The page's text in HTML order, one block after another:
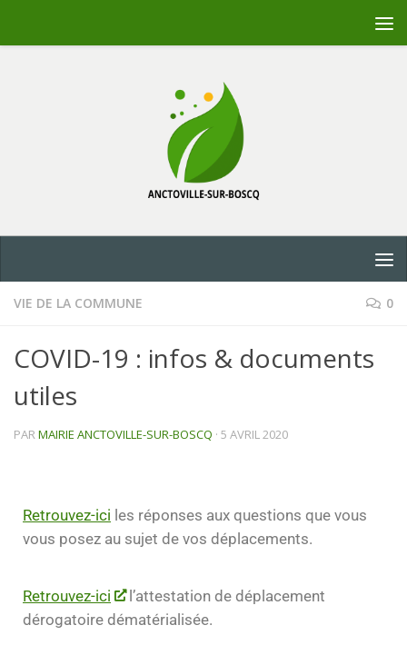
VIE DE LA COMMUNE 0
COVID-19 : infos & documents
utiles
PARMAIRIE ANCTOVILLE-SUR-BOSCQ · 5 AVRIL 2020
Retrouvez-ici les réponses aux questions que vous
vous posez au sujet de vos déplacements.
Retrouvez-ici
l’attestation de déplacement
dérogatoire dématérialisée.